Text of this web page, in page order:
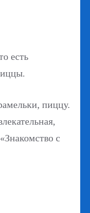
есть
пиццу.
с